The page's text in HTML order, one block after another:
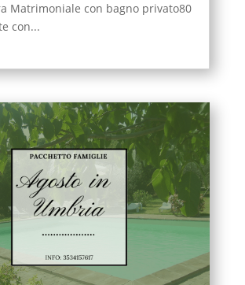
Matrimoniale con bagno privato80
con...